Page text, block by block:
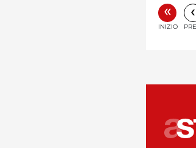
«
INIZIO
‹